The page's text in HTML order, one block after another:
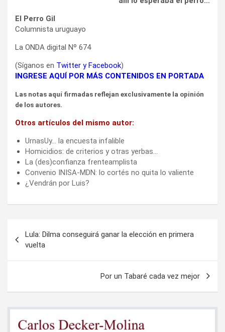
El Perro Gil
Columnista uruguayo
La ONDA digital Nº 674
(Síganos en Twitter yFacebook)
INGRESE AQUÍ POR MÁS CONTENIDOS EN PORTADA
Las notas aquí firmadas reflejan exclusivamente la opinión
de los autores.
Otros artículos del mismo autor:
UrnasUy… la encuesta infalible
Homicidios: de criterios y otras yerbas…
La (des)confianza frenteamplista
Convenio INISA-MDN: lo cortés no quita lo valiente
¿Vendrán por Luis?
de
entradas
Lula: Dilma conseguirá ganar la elección en primera
vuelta
Por un Tabaré cada vez mejor